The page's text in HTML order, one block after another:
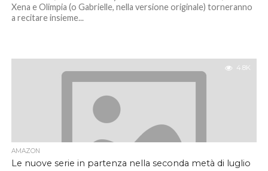
Xena e Olimpia (o Gabrielle, nella versione originale) torneranno
a recitare insieme...
4.8K
AMAZON
Le nuove serie in partenza nella seconda metà di luglio